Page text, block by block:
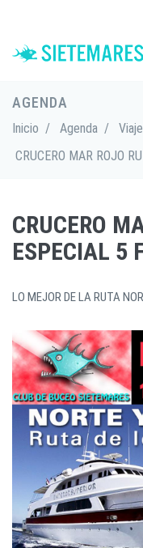
AGENDA
Inicio / Agenda /
CRUCERO MAR ROJO
CRUCERO
ESPECIAL 5
LO MEJOR DE LA RUTA